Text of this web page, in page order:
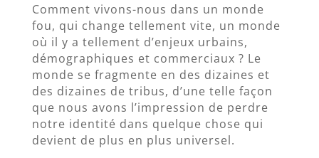
Comment vivons-nous dans un monde
fou, qui change tellement vite, un monde
où il y a tellement d’enjeux urbains,
démographiques et commerciaux ? Le
monde se fragmente en des dizaines et
des dizaines de tribus, d’une telle façon
que nous avons l’impression de perdre
notre identité dans quelque chose qui
devient de plus en plus universel.